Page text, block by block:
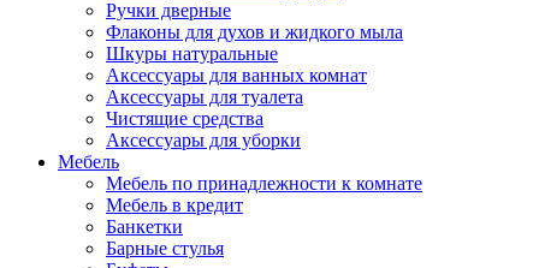
Ручки дверные
Флаконы для духов и жидкого мыла
Шкуры натуральные
Аксессуары для ванных комнат
Аксессуары для туалета
Чистящие средства
Аксессуары для уборки
Мебель
Мебель по принадлежности к комнате
Мебель в кредит
Банкетки
Барные стулья